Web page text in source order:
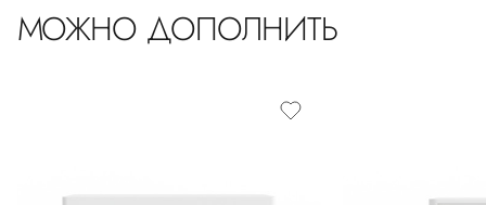
МОЖНО ДОПОЛНИТЬ